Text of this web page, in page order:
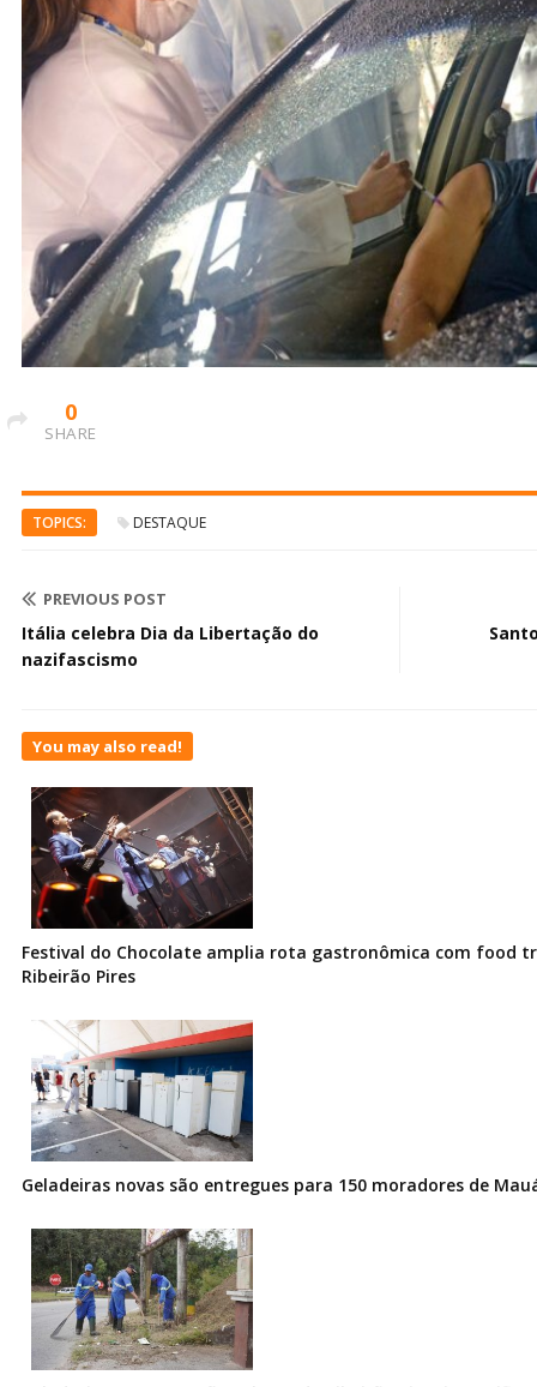
0
SHARE
TOPICS: DESTAQUE
PREVIOUS POST
Itália celebra Dia da Libertação do
nazifascismo
You may also read!
Festival do Chocolate amplia rota gastronômica com food
Ribeirão Pires
Geladeiras novas são entregues para 150 moradores de